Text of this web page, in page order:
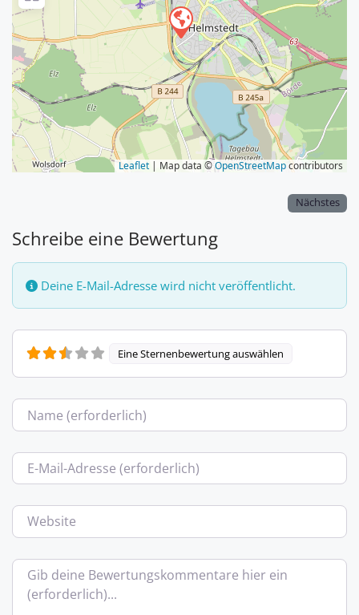
Leaflet | Map data ©OpenStreetMapcontributors
Nächstes
Schreibe eine Bewertung
Deine E-Mail-Adresse wird nicht veröffentlicht.
Eine Sternenbewertung auswählen
Name
E-Mail
Website
Bewertungstext